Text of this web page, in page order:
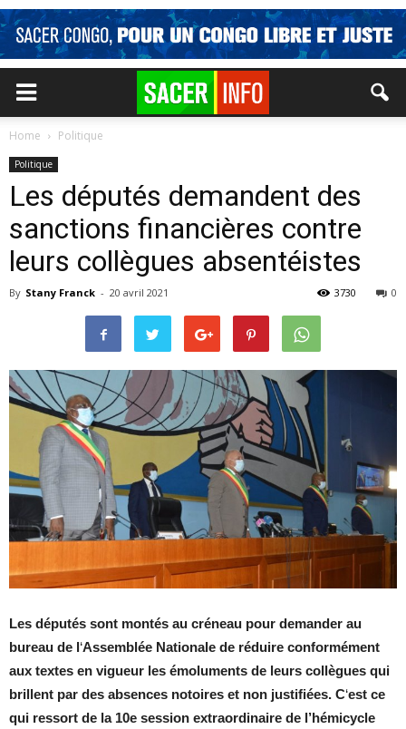
Home Politique
Politique
Les députés demandent des
sanctions financières contre
leurs collègues absentéistes
By Stany Franck - 20 avril 2021 0
3730
Les députés sont montés au créneau pour demander au
bureau de l‘Assemblée Nationale de réduire conformément
aux textes en vigueur les émoluments de leurs collègues qui
brillent par des absences notoires et non justifiées. C‘est ce
qui ressort de la 10e session extraordinaire de l’hémicycle